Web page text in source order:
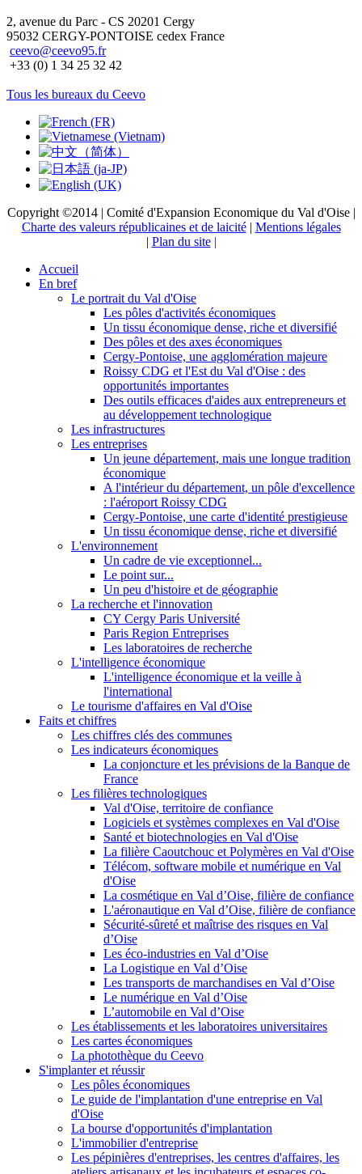
2, avenue du Parc - CS 20201 Cergy
95032 CERGY-PONTOISE cedex France
ceevo@ceevo95.fr
+33 (0) 1 34 25 32 42
Tous les bureaux du Ceevo
Copyright ©2014 | Comité d'Expansion Economique du Val d'Oise |
Charte des valeurs républicaines et de laicité| Mentions légales
| Plan du site |
Accueil
En bref
Le portrait du Val d'Oise
Les pôles d'activités économiques
Un tissu économique dense, riche et diversifié
Des pôles et des axes économiques
Cergy-Pontoise, une agglomération majeure
Roissy CDG et l'Est du Val d'Oise : des
opportunités importantes
Des outils efficaces d'aides aux entrepreneurs et
au développement technologique
Les infrastructures
Les entreprises
Un jeune département, mais une longue tradition
économique
A l'intérieur du département, un pôle d'excellence
: l'aéroport Roissy CDG
Cergy-Pontoise, une carte d'identité prestigieuse
Un tissu économique dense, riche et diversifié
L'environnement
Un cadre de vie exceptionnel...
Le point sur...
Un peu d'histoire et de géographie
La recherche et l'innovation
CY Cergy Paris Université
Paris Region Entreprises
Les laboratoires de recherche
L'intelligence économique
L'intelligence économique et la veille à
l'international
Le tourisme d'affaires en Val d'Oise
Faits et chiffres
Les chiffres clés des communes
Les indicateurs économiques
La conjoncture et les prévisions de la Banque de
France
Les filières technologiques
Val d'Oise, territoire de confiance
Logiciels et systèmes complexes en Val d'Oise
Santé et biotechnologies en Val d'Oise
La filière Caoutchouc et Polymères en Val d'Oise
Télécom, software mobile et numérique en Val
d'Oise
La cosmétique en Val d’Oise, filière de confiance
L'aéronautique en Val d’Oise, filière de confiance
Sécurité-sûreté et maîtrise des risques en Val
d’Oise
Les éco-industries en Val d’Oise
La Logistique en Val d’Oise
Les transports de marchandises en Val d’Oise
Le numérique en Val d’Oise
L’automobile en Val d’Oise
Les établissements et les laboratoires universitaires
Les cartes économiques
La photothèque du Ceevo
S'implanter et réussir
Les pôles économiques
Le guide de l'implantation d'une entreprise en Val
d'Oise
La bourse d'opportunités d'implantation
L'immobilier d'entreprise
Les pépinières d'entreprises, les centres d'affaires, les